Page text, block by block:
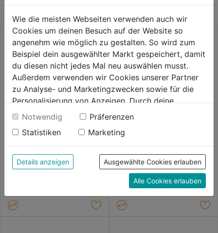
Schutzbrille Ultralight klar
0.0 (0)
0.0
Sternen.
Schutzbrille Ultralight gelb
0.0 (0)
0.0
Sternen.
14,99€
Wie die meisten Webseiten verwenden auch wir
Cookies um deinen Besuch auf der Website so
angenehm wie möglich zu gestalten. So wird zum
Beispiel dein ausgewählter Markt gespeichert, damit
du diesen nicht jedes Mal neu auswählen musst.
Außerdem verwenden wir Cookies unserer Partner
zu Analyse- und Marketingzwecken sowie für die
Personalisierung von Anzeigen. Durch deine
Einwilligung werden die Daten von Drittanbieter,
unter anderem auch in den USA, verarbeitet.
Durch Klick auf "Alle Cookies erlauben" stimmst du
der Verwendung aller Cookies zu. Unter "Details
anzeigen" findest du alle Infos zu den
unterschiedlichen Cookies, unter "Cookies
Konfigurieren" kannst du auswählen, welche Cookies
du zulassen möchtest und welche nicht.
Weitere Informationen findest du in unserer
Notwendig
Präferenzen
Statistiken
Marketing
Details anzeigen Ausgewählte Cookies erlauben
Alle Cookies erlauben